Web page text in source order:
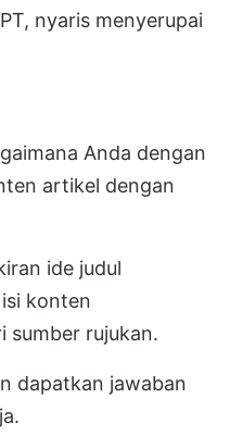
nyaris menyerupai
Anda dengan
artikel dengan
ide judul
konten
sumber rujukan.
dapatkan jawaban